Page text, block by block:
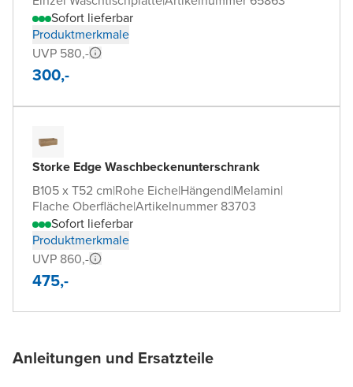
Sofort lieferbar
Produktmerkmale
UVP 580,-
300,-
Storke Edge Waschbeckenunterschrank
B105 x T52 cm|Rohe Eiche|Hängend|Melamin|
Flache Oberfläche|Artikelnummer 83703
Sofort lieferbar
Produktmerkmale
UVP 860,-
475,-
Anleitungen und Ersatzteile